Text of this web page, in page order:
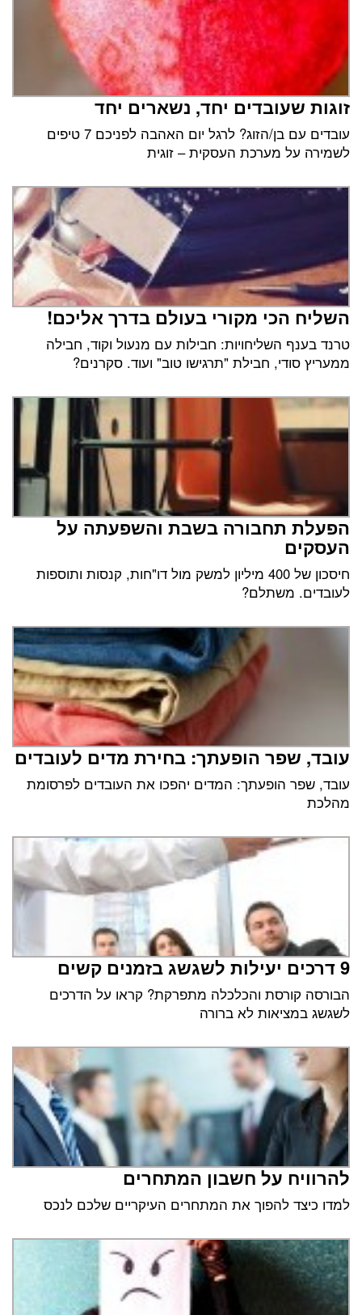
זוגות שעובדים יחד, נשארים יחד
עובדים עם בן/הזוג? לרגל יום האהבה לפניכם 7 טיפים
לשמירה על מערכת העסקית – זוגית
השליח הכי מקורי בעולם בדרך אליכם!
טרנד בענף השליחויות: חבילות עם מנעול וקוד, חבילה
ממעריץ סודי, חבילת "תרגישו טוב" ועוד. סקרנים?
הפעלת תחבורה בשבת והשפעתה על
העסקים
חיסכון של 400 מיליון למשק מול דו"חות, קנסות ותוספות
לעובדים. משתלם?
עובד, שפר הופעתך: בחירת מדים לעובדים
עובד, שפר הופעתך: המדים יהפכו את העובדים לפרסומת
מהלכת
9 דרכים יעילות לשגשג בזמנים קשים
הבורסה קורסת והכלכלה מתפרקת? קראו על הדרכים
לשגשג במציאות לא ברורה
להרוויח על חשבון המתחרים
למדו כיצד להפוך את המתחרים העיקריים שלכם לנכס